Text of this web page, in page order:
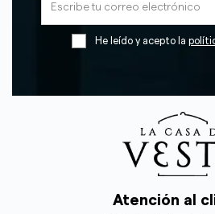
He leído y acepto la
Atención al